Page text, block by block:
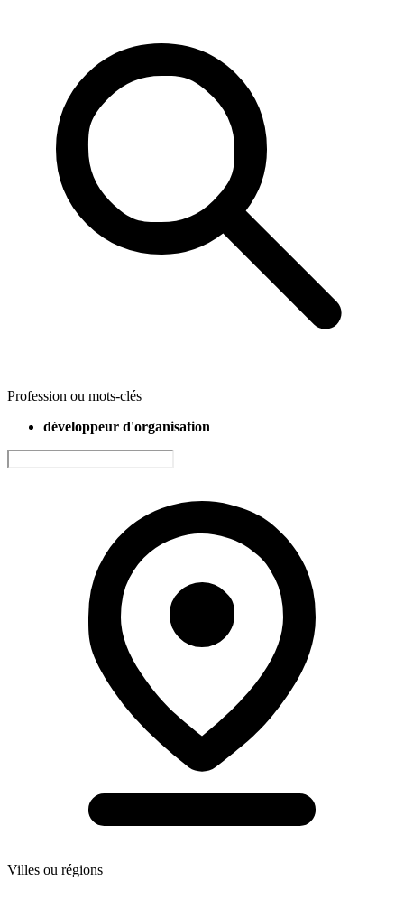
Profession ou mots-clés
développeur d'organisation
Villes ou régions